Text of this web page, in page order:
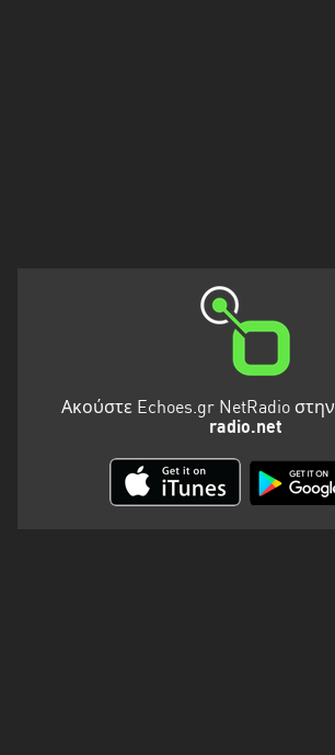
Ακούστε Echoes.gr NetRadio στην
radio.net